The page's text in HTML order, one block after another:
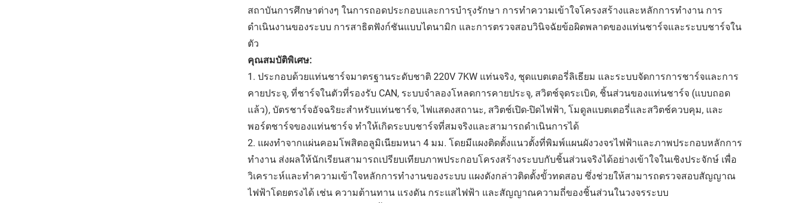
สถาบันการศึกษาต่างๆ ในการถอดประกอบและการบำรุงรักษา การทำความเข้าใจโครงสร้างและหลักการทำงาน การ
ดำเนินงานของระบบ การสาธิตฟังก์ชันแบบไดนามิก และการตรวจสอบวินิจฉัยข้อผิดพลาดของแท่นชาร์จและระบบชาร์จใน
ตัว
คุณสมบัติพิเศษ:
1. ประกอบด้วยแท่นชาร์จมาตรฐานระดับชาติ 220V 7KW แท่นจริง, ชุดแบตเตอรี่ลิเธียม และระบบจัดการการชาร์จและการ
คายประจุ, ที่ชาร์จในตัวที่รองรับ CAN, ระบบจำลองโหลดการคายประจุ, สวิตช์จุดระเบิด, ชิ้นส่วนของแท่นชาร์จ (แบบถอด
แล้ว), บัตรชาร์จอัจฉริยะสำหรับแท่นชาร์จ, ไฟแสดงสถานะ, สวิตช์เปิด-ปิดไฟฟ้า, โมดูลแบตเตอรี่และสวิตช์ควบคุม, และ
พอร์ตชาร์จของแท่นชาร์จ ทำให้เกิดระบบชาร์จที่สมจริงและสามารถดำเนินการได้
2. แผงทำจากแผ่นคอมโพสิตอลูมิเนียมหนา 4 มม. โดยมีแผงติดตั้งแนวตั้งที่พิมพ์แผนผังวงจรไฟฟ้าและภาพประกอบหลักการ
ทำงาน ส่งผลให้นักเรียนสามารถเปรียบเทียบภาพประกอบโครงสร้างระบบกับชิ้นส่วนจริงได้อย่างเข้าใจในเชิงประจักษ์ เพื่อ
วิเคราะห์และทำความเข้าใจหลักการทำงานของระบบ แผงดังกล่าวติดตั้งขั้วทดสอบ ซึ่งช่วยให้สามารถตรวจสอบสัญญาณ
ไฟฟ้าโดยตรงได้ เช่น ความต้านทาน แรงดัน กระแสไฟฟ้า และสัญญาณความถี่ของชิ้นส่วนในวงจรระบบ